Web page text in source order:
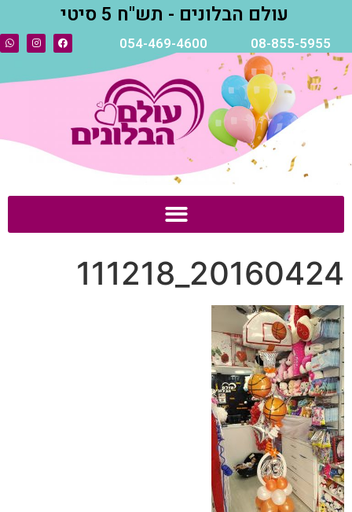
עולם הבלונים - תש"ח 5 סיטי
08-855-5955
054-469-4600
20160424_111218